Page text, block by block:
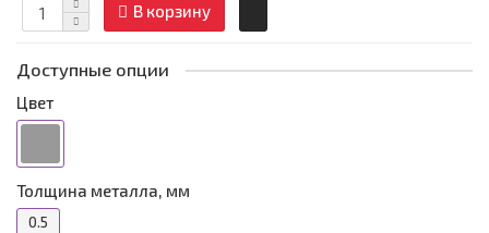
В корзину
Доступные опции
Цвет
Толщина металла, мм
0.5